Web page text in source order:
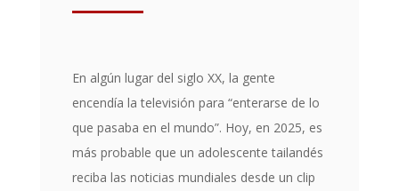
En algún lugar del siglo XX, la gente
encendía la televisión para “enterarse de lo
que pasaba en el mundo”. Hoy, en 2025, es
más probable que un adolescente tailandés
reciba las noticias mundiales desde un clip